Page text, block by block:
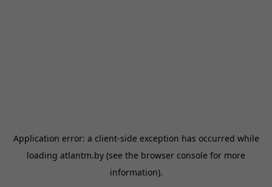
Application error: a client-side exception has occurred while
loading atlantm.by (see the browser console for more
information).